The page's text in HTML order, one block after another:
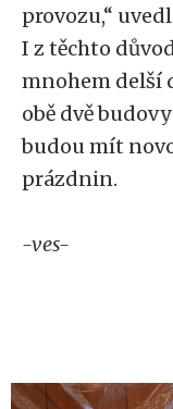
provozu,“
I z těchto
mnohem delší
obě dvě
budou mít
prázdnin.
-ves-